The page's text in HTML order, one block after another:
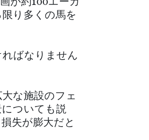
り多くの馬を
ればなりません
な施設のフェ
ついても説
失が膨大だと